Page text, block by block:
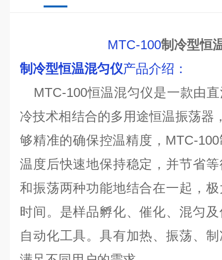
MTC-100制冷型恒
制冷型恒温混匀仪产品介绍 ：
MTC-100恒温混匀仪是一款由
冷技术相结合的多用途恒温振荡器
够精准的确保控温精度，MTC-
温度后快速地保持稳定，并节省
和振荡两种功能地结合在一起，
时间。是样品孵化、催化、混匀
自动化工具。具有加热、振荡、